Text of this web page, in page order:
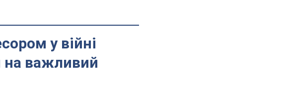
у війні
на важливий